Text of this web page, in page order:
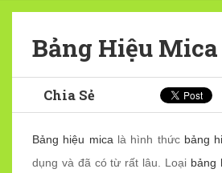
Bảng Hiệu Mica
Chia Sẻ
Bảng hiệu mica là hình thức bảng
dụng và đã có từ rất lâu. Loại bảng